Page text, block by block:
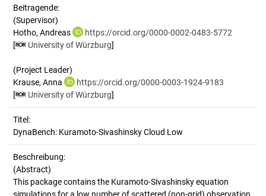
Beitragende:
(Supervisor)
Hotho, Andreas
https://orcid.org/0000-0002-0483-5772
[
University of Würzburg]
(Project Leader)
Krause, Anna
https://orcid.org/0000-0003-1924-9183
[
University of Würzburg]
Titel:
DynaBench: Kuramoto-Sivashinsky Cloud Low
Beschreibung:
(Abstract)
This package contains the Kuramoto-Sivashinsky equation